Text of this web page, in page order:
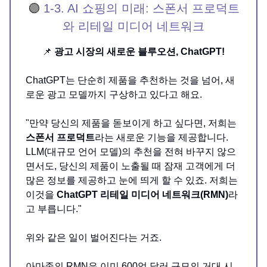
🟣 1-3. AI 쇼핑의 미래: 스폰서 프로덕트
와 리테일 미디어 네트워크
📌 광고 시장의 새로운 블루오션, ChatGPT!
ChatGPT는 단순히 제품을 추천하는 것을 넘어, 새
로운 광고 모델까지 구상하고 있다고 해요.
"만약 당신의 제품을 돋보이게 하고 싶다면, 저희는
스폰서 프로덕트라는 새로운 기능을 제공합니다.
LLM(대규모 언어 모델)의 추천을 전혀 바꾸지 않으
면서도, 당신의 제품이 노출될 때 잠재 고객에게 더
많은 정보를 제공하고 눈에 띄게 할 수 있죠. 저희는
이것을 ChatGPT 리테일 미디어 네트워크(RMN)라
고 부릅니다."
위와 같은 일이 벌어진다는 거죠.